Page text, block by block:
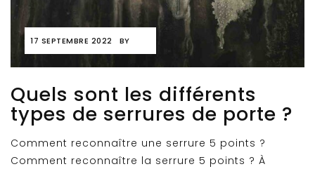
17 SEPTEMBRE 2022 BY
Quels sont les différents
types de serrures de porte ?
Comment reconnaître une serrure 5 points ?
Comment reconnaître la serrure 5 points ? À